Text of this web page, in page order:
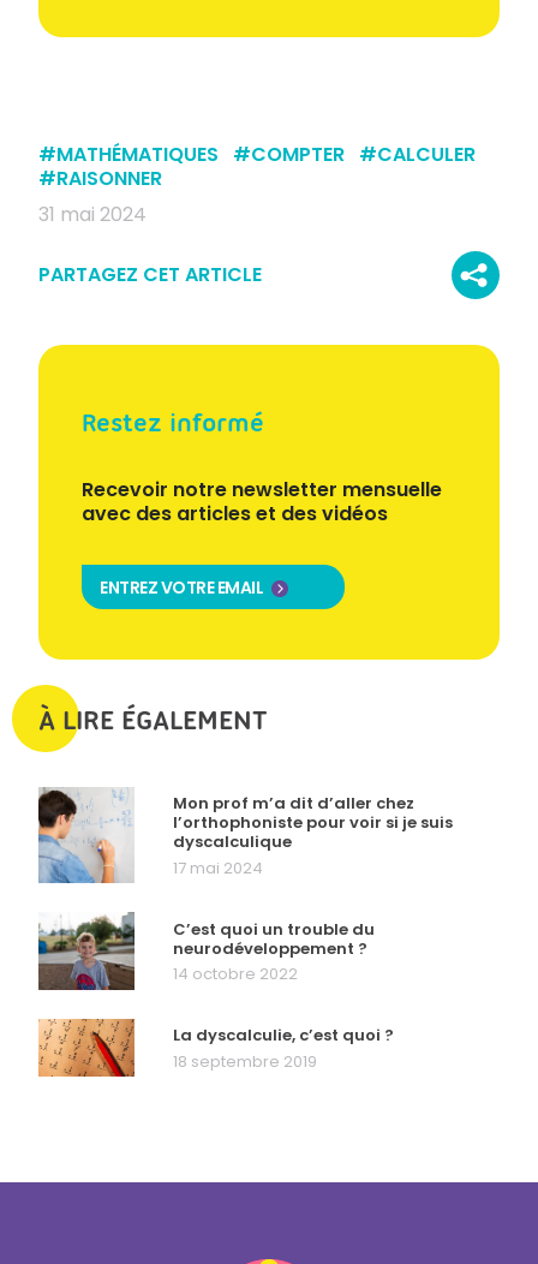
Restez informé
Recevoir notre newsletter mensuelle
avec des articles et des vidéos
ENTREZ VOTRE EMAIL
À LIRE ÉGALEMENT
Mon prof m’a dit d’aller chez
l’orthophoniste pour voir si je suis
dyscalculique
17 mai 2024
C’est quoi un trouble du
neurodéveloppement ?
14 octobre 2022
La dyscalculie, c’est quoi ?
18 septembre 2019
#MATHÉMATIQUES #COMPTER #CALCULER
#RAISONNER
31 mai 2024
PARTAGEZ CET ARTICLE